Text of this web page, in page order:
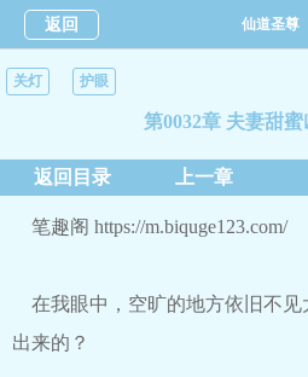
返回 仙道圣尊
关灯 护眼
第0032章 夫妻甜
返回目录 上一章
笔趣阁 https://m.biquge123.com/
在我眼中，空旷的地方依旧不见
出来的？